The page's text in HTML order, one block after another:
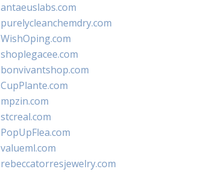
antaeuslabs.com
purelycleanchemdry.com
WishOping.com
shoplegacee.com
bonvivantshop.com
CupPlante.com
mpzin.com
stcreal.com
PopUpFlea.com
valueml.com
rebeccatorresjewelry.com